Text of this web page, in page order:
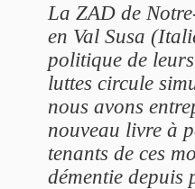
La ZAD de
en Val Susa
politique de
luttes circule
nous avons
nouveau livre à
tenants de ces
démentie depuis